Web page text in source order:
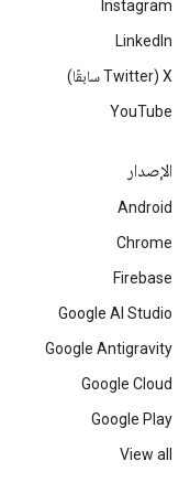
Instagram
LinkedIn
‫X ‏(Twitter سابقًا)
YouTube
الإصدار
Android
Chrome
Firebase
Google AI Studio
Google Antigravity
Google Cloud
Google Play
View all